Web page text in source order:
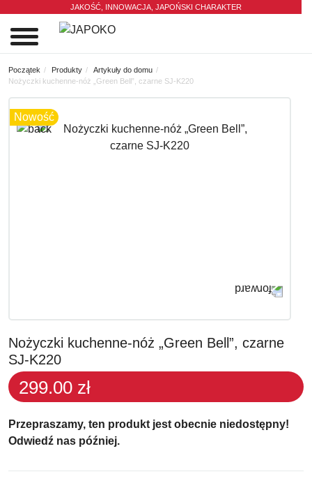
JAKOŚĆ, INNOWACJA, JAPOŃSKI CHARAKTER
Początek Produkty
Artykuły do domu
Nożyczki kuchenne-nóż „Green Bell”, czarne SJ-K220
Nowość
Nożyczki kuchenne-nóż „Green Bell”, czarne
SJ-K220
299.00 zł
Przepraszamy, ten produkt jest obecnie niedostępny!
Odwiedź nas później.